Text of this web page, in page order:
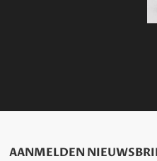
AANMELDEN